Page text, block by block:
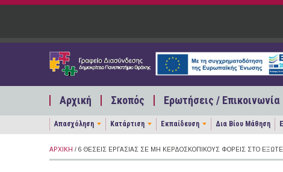
Παράκαμψη προς το κυρίως περιεχόμενο
Αρχική Σκοπός Ερωτήσεις / Επικοινωνία
Απασχόληση Κατάρτιση Εκπαίδευση Δια Βίου Μάθηση
ΑΡΧΙΚΉ / 6 ΘΈΣΕΙΣ ΕΡΓΑΣΊΑΣ ΣΕ ΜΗ ΚΕΡΔΟΣΚΟΠΙΚΟΎΣ ΦΟΡΕΊΣ ΣΤΟ